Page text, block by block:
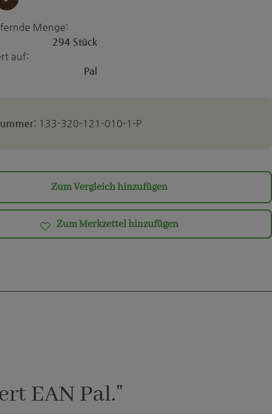
Menge:
294 Stück
auf:
Pal
133-320-121-010-1-P
Zum Vergleich hinzufügen
Zum Merkzettel hinzufügen
EAN Pal."